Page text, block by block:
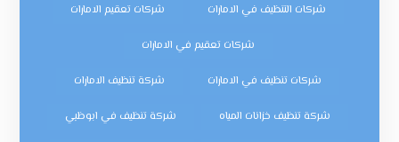
شركات التنظيف في الامارات شركات تعقيم الامارات
شركات تعقيم في الامارات
شركات تنظيف في الامارات شركة تنظيف الامارات
شركة تنظيف خزانات المياه شركة تنظيف في ابوظبي